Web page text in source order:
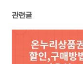
관련글